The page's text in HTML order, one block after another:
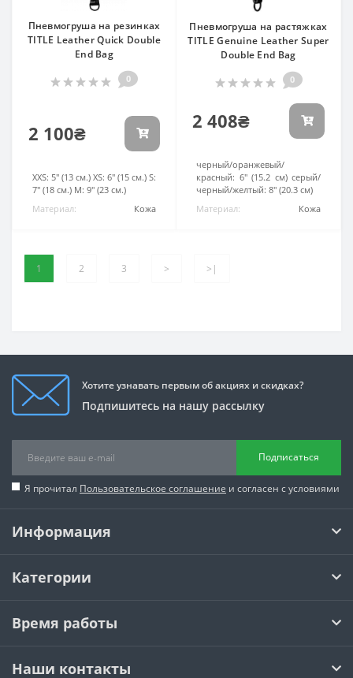
Пневмогруша на резинках
TITLE Leather Quick Double
End Bag
0
2 100₴
Диаметр:
XXS: 5" (13 см.) XS: 6" (15 см.) S:
7" (18 см.) M: 9" (23 см.)
Материал:
Кожа
Пневмогруша на растяжках
TITLE Genuine Leather Super
Double End Bag
0
2 408₴
Диаметр:
черный/оранжевый/
красный: 6" (15.2 см) серый/
черный/желтый: 8" (20.3 см)
Материал:
Кожа
1 2 3 > >|
Хотите узнавать первым об акциях и скидках?
Подпишитесь на нашу рассылку
Подписаться
Я прочитал Пользовательское соглашение и согласен с условиями
Информация
Категории
Время работы
Наши контакты